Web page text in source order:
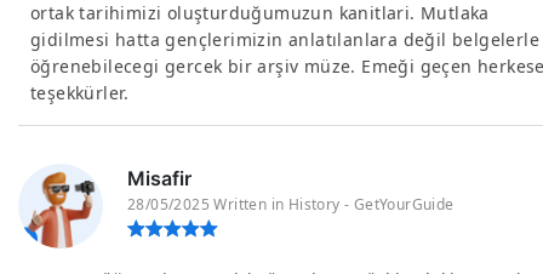
ortak tarihimizi oluşturduğumuzun kanitlari. Mutlaka
gidilmesi hatta gençlerimizin anlatılanlara değil belgelerle
öğrenebilecegi gercek bir arşiv müze. Emeği geçen
teşekkürler.
Misafir
28/05/2025 Written in History - GetYourGuide